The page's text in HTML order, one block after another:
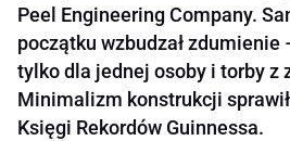
Peel Engineering Company.
początku wzbudzał zdumienie
tylko dla jednej osoby i torby z
Minimalizm konstrukcji
Księgi Rekordów Guinnessa.